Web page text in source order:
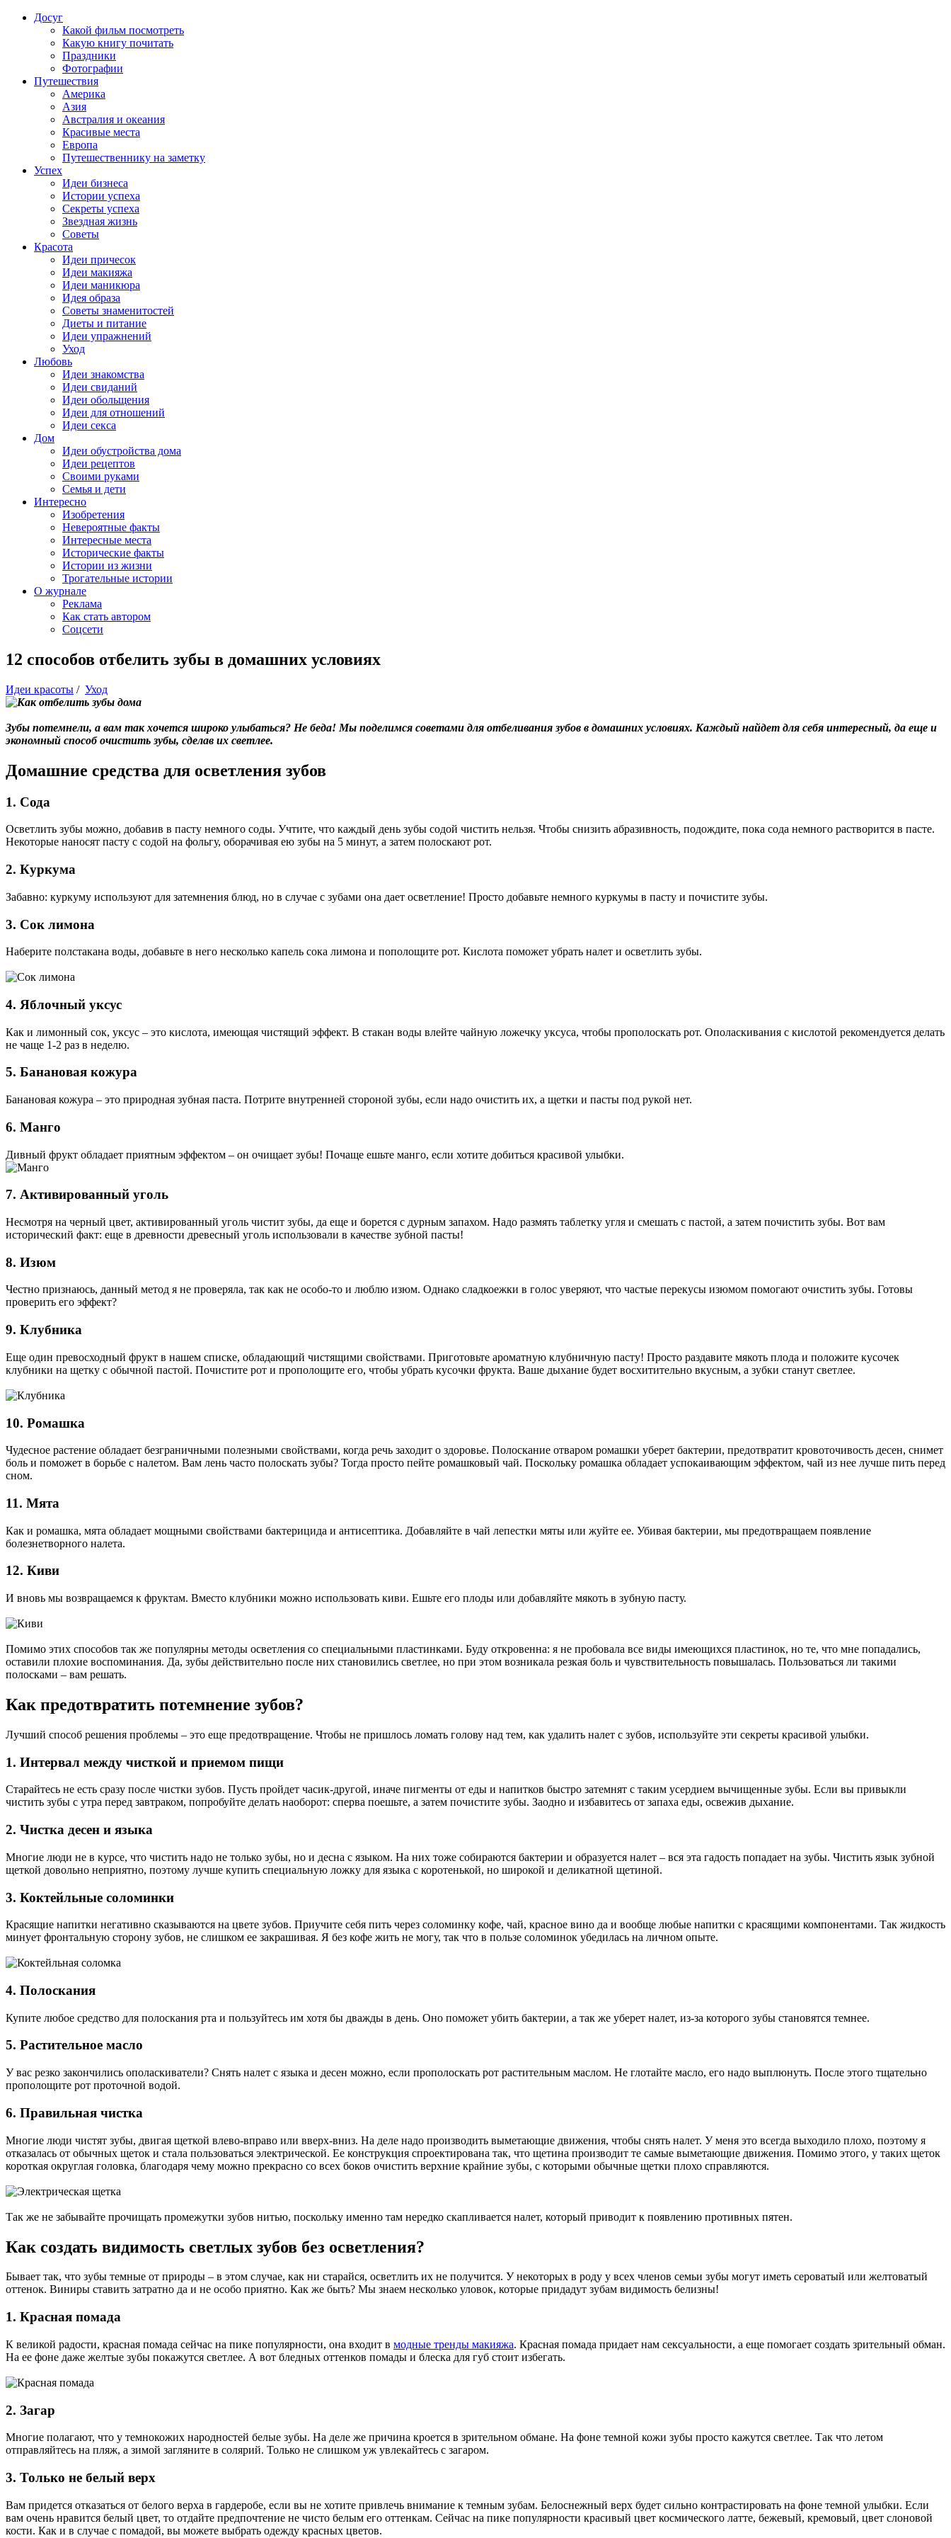
Досуг
Какой фильм посмотреть
Какую книгу почитать
Праздники
Фотографии
Путешествия
Америка
Азия
Австралия и океания
Красивые места
Европа
Путешественнику на заметку
Успех
Идеи бизнеса
Истории успеха
Секреты успеха
Звездная жизнь
Советы
Красота
Идеи причесок
Идеи макияжа
Идеи маникюра
Идея образа
Советы знаменитостей
Диеты и питание
Идеи упражнений
Уход
Любовь
Идеи знакомства
Идеи свиданий
Идеи обольщения
Идеи для отношений
Идеи секса
Дом
Идеи обустройства дома
Идеи рецептов
Своими руками
Семья и дети
Интересно
Изобретения
Невероятные факты
Интересные места
Исторические факты
Истории из жизни
Трогательные истории
О журнале
Реклама
Как стать автором
Соцсети
12 способов отбелить зубы в домашних условиях
Идеи красоты / Уход
Зубы потемнели, а вам так хочется широко улыбаться? Не беда! Мы поделимся советами для отбеливания зубов в домашних условиях. Каждый найдет для себя интересный, да еще и
экономный способ очистить зубы, сделав их светлее.
Домашние средства для осветления зубов
1. Сода
Осветлить зубы можно, добавив в пасту немного соды. Учтите, что каждый день зубы содой чистить нельзя. Чтобы снизить абразивность, подождите, пока сода немного растворится в пасте.
Некоторые наносят пасту с содой на фольгу, оборачивая ею зубы на 5 минут, а затем полоскают рот.
2. Куркума
Забавно: куркуму используют для затемнения блюд, но в случае с зубами она дает осветление! Просто добавьте немного куркумы в пасту и почистите зубы.
3. Сок лимона
Наберите полстакана воды, добавьте в него несколько капель сока лимона и пополощите рот. Кислота поможет убрать налет и осветлить зубы.
4. Яблочный уксус
Как и лимонный сок, уксус – это кислота, имеющая чистящий эффект. В стакан воды влейте чайную ложечку уксуса, чтобы прополоскать рот. Ополаскивания с кислотой рекомендуется делать
не чаще 1-2 раз в неделю.
5. Банановая кожура
Банановая кожура – это природная зубная паста. Потрите внутренней стороной зубы, если надо очистить их, а щетки и пасты под рукой нет.
6. Манго
Дивный фрукт обладает приятным эффектом – он очищает зубы! Почаще ешьте манго, если хотите добиться красивой улыбки.
7. Активированный уголь
Несмотря на черный цвет, активированный уголь чистит зубы, да еще и борется с дурным запахом. Надо размять таблетку угля и смешать с пастой, а затем почистить зубы. Вот вам
исторический факт: еще в древности древесный уголь использовали в качестве зубной пасты!
8. Изюм
Честно признаюсь, данный метод я не проверяла, так как не особо-то и люблю изюм. Однако сладкоежки в голос уверяют, что частые перекусы изюмом помогают очистить зубы. Готовы
проверить его эффект?
9. Клубника
Еще один превосходный фрукт в нашем списке, обладающий чистящими свойствами. Приготовьте ароматную клубничную пасту! Просто раздавите мякоть плода и положите кусочек
клубники на щетку с обычной пастой. Почистите рот и прополощите его, чтобы убрать кусочки фрукта. Ваше дыхание будет восхитительно вкусным, а зубки станут светлее.
10. Ромашка
Чудесное растение обладает безграничными полезными свойствами, когда речь заходит о здоровье. Полоскание отваром ромашки уберет бактерии, предотвратит кровоточивость десен, снимет
боль и поможет в борьбе с налетом. Вам лень часто полоскать зубы? Тогда просто пейте ромашковый чай. Поскольку ромашка обладает успокаивающим эффектом, чай из нее лучше пить перед
сном.
11. Мята
Как и ромашка, мята обладает мощными свойствами бактерицида и антисептика. Добавляйте в чай лепестки мяты или жуйте ее. Убивая бактерии, мы предотвращаем появление
болезнетворного налета.
12. Киви
И вновь мы возвращаемся к фруктам. Вместо клубники можно использовать киви. Ешьте его плоды или добавляйте мякоть в зубную пасту.
Помимо этих способов так же популярны методы осветления со специальными пластинками. Буду откровенна: я не пробовала все виды имеющихся пластинок, но те, что мне попадались,
оставили плохие воспоминания. Да, зубы действительно после них становились светлее, но при этом возникала резкая боль и чувствительность повышалась. Пользоваться ли такими
полосками – вам решать.
Как предотвратить потемнение зубов?
Лучший способ решения проблемы – это еще предотвращение. Чтобы не пришлось ломать голову над тем, как удалить налет с зубов, используйте эти секреты красивой улыбки.
1. Интервал между чисткой и приемом пищи
Старайтесь не есть сразу после чистки зубов. Пусть пройдет часик-другой, иначе пигменты от еды и напитков быстро затемнят с таким усердием вычищенные зубы. Если вы привыкли
чистить зубы с утра перед завтраком, попробуйте делать наоборот: сперва поешьте, а затем почистите зубы. Заодно и избавитесь от запаха еды, освежив дыхание.
2. Чистка десен и языка
Многие люди не в курсе, что чистить надо не только зубы, но и десна с языком. На них тоже собираются бактерии и образуется налет – вся эта гадость попадает на зубы. Чистить язык зубной
щеткой довольно неприятно, поэтому лучше купить специальную ложку для языка с коротенькой, но широкой и деликатной щетиной.
3. Коктейльные соломинки
Красящие напитки негативно сказываются на цвете зубов. Приучите себя пить через соломинку кофе, чай, красное вино да и вообще любые напитки с красящими компонентами. Так жидкость
минует фронтальную сторону зубов, не слишком ее закрашивая. Я без кофе жить не могу, так что в пользе соломинок убедилась на личном опыте.
4. Полоскания
Купите любое средство для полоскания рта и пользуйтесь им хотя бы дважды в день. Оно поможет убить бактерии, а так же уберет налет, из-за которого зубы становятся темнее.
5. Растительное масло
У вас резко закончились ополаскиватели? Снять налет с языка и десен можно, если прополоскать рот растительным маслом. Не глотайте масло, его надо выплюнуть. После этого тщательно
прополощите рот проточной водой.
6. Правильная чистка
Многие люди чистят зубы, двигая щеткой влево-вправо или вверх-вниз. На деле надо производить выметающие движения, чтобы снять налет. У меня это всегда выходило плохо, поэтому я
отказалась от обычных щеток и стала пользоваться электрической. Ее конструкция спроектирована так, что щетина производит те самые выметающие движения. Помимо этого, у таких щеток
короткая округлая головка, благодаря чему можно прекрасно со всех боков очистить верхние крайние зубы, с которыми обычные щетки плохо справляются.
Так же не забывайте прочищать промежутки зубов нитью, поскольку именно там нередко скапливается налет, который приводит к появлению противных пятен.
Как создать видимость светлых зубов без осветления?
Бывает так, что зубы темные от природы – в этом случае, как ни старайся, осветлить их не получится. У некоторых в роду у всех членов семьи зубы могут иметь сероватый или желтоватый
оттенок. Виниры ставить затратно да и не особо приятно. Как же быть? Мы знаем несколько уловок, которые придадут зубам видимость белизны!
1. Красная помада
К великой радости, красная помада сейчас на пике популярности, она входит в модные тренды макияжа. Красная помада придает нам сексуальности, а еще помогает создать зрительный обман.
На ее фоне даже желтые зубы покажутся светлее. А вот бледных оттенков помады и блеска для губ стоит избегать.
2. Загар
Многие полагают, что у темнокожих народностей белые зубы. На деле же причина кроется в зрительном обмане. На фоне темной кожи зубы просто кажутся светлее. Так что летом
отправляйтесь на пляж, а зимой загляните в солярий. Только не слишком уж увлекайтесь с загаром.
3. Только не белый верх
Вам придется отказаться от белого верха в гардеробе, если вы не хотите привлечь внимание к темным зубам. Белоснежный верх будет сильно контрастировать на фоне темной улыбки. Если
вам очень нравится белый цвет, то отдайте предпочтение не чисто белым его оттенкам. Сейчас на пике популярности красивый цвет космического латте, бежевый, кремовый, цвет слоновой
кости. Как и в случае с помадой, вы можете выбрать одежду красных цветов.